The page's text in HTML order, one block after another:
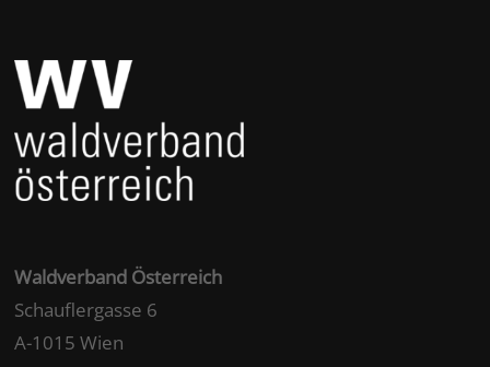
Waldverband Österreich
Schauflergasse 6
A-1015 Wien